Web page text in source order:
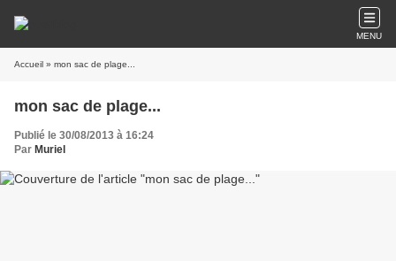
MENU
Accueil » mon sac de plage...
mon sac de plage...
Publié le 30/08/2013 à 16:24
Par Muriel